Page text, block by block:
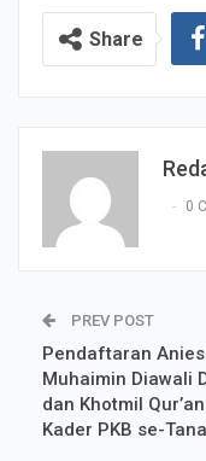
Share
0
PREV POST
Pendaftaran
Muhaimin Diawali
dan Khotmil Qur’an
Kader PKB se-